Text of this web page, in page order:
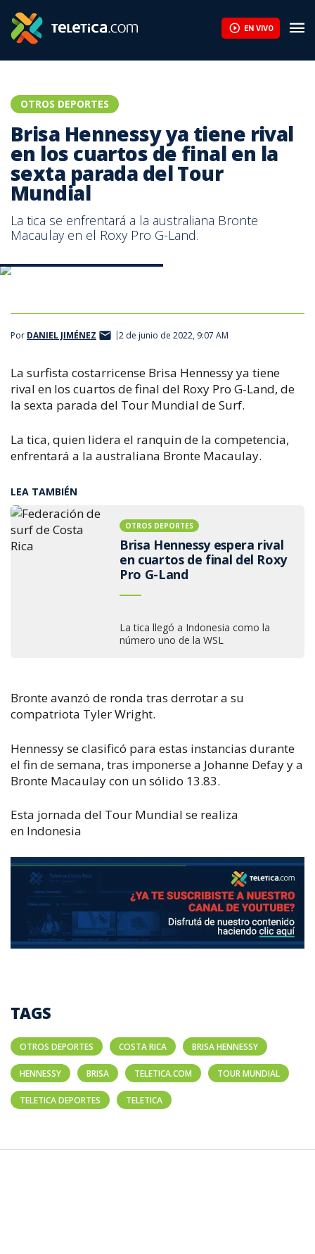
EN VIVO
OTROS DEPORTES
Brisa Hennessy ya tiene rival
en los cuartos de final en la
sexta parada del Tour
Mundial
La tica se enfrentará a la australiana Bronte
Macaulay en el Roxy Pro G-Land.
Por DANIEL JIMÉNEZ 2 de junio de 2022, 9:07 AM
La surfista costarricense Brisa Hennessy ya tiene
rival en los cuartos de final del Roxy Pro G-Land, de
la sexta parada del Tour Mundial de Surf.
La tica, quien lidera el ranquin de la competencia,
enfrentará a la australiana Bronte Macaulay.
LEA TAMBIÉN
OTROS DEPORTES
Brisa Hennessy espera rival
en cuartos de final del Roxy
Pro G-Land
La tica llegó a Indonesia como la
número uno de la WSL
Bronte avanzó de ronda tras derrotar a su
compatriota Tyler Wright.
Hennessyse clasificó para estas instancias durante
el fin de semana, tras imponerse a Johanne Defay y a
Bronte Macaulay con un sólido 13.83.
Esta jornada del Tour Mundial se realiza
en Indonesia
TAGS
OTROS DEPORTES COSTA RICA BRISA HENNESSY
HENNESSY BRISA TELETICA.COM TOUR MUNDIAL
TELETICA DEPORTES TELETICA